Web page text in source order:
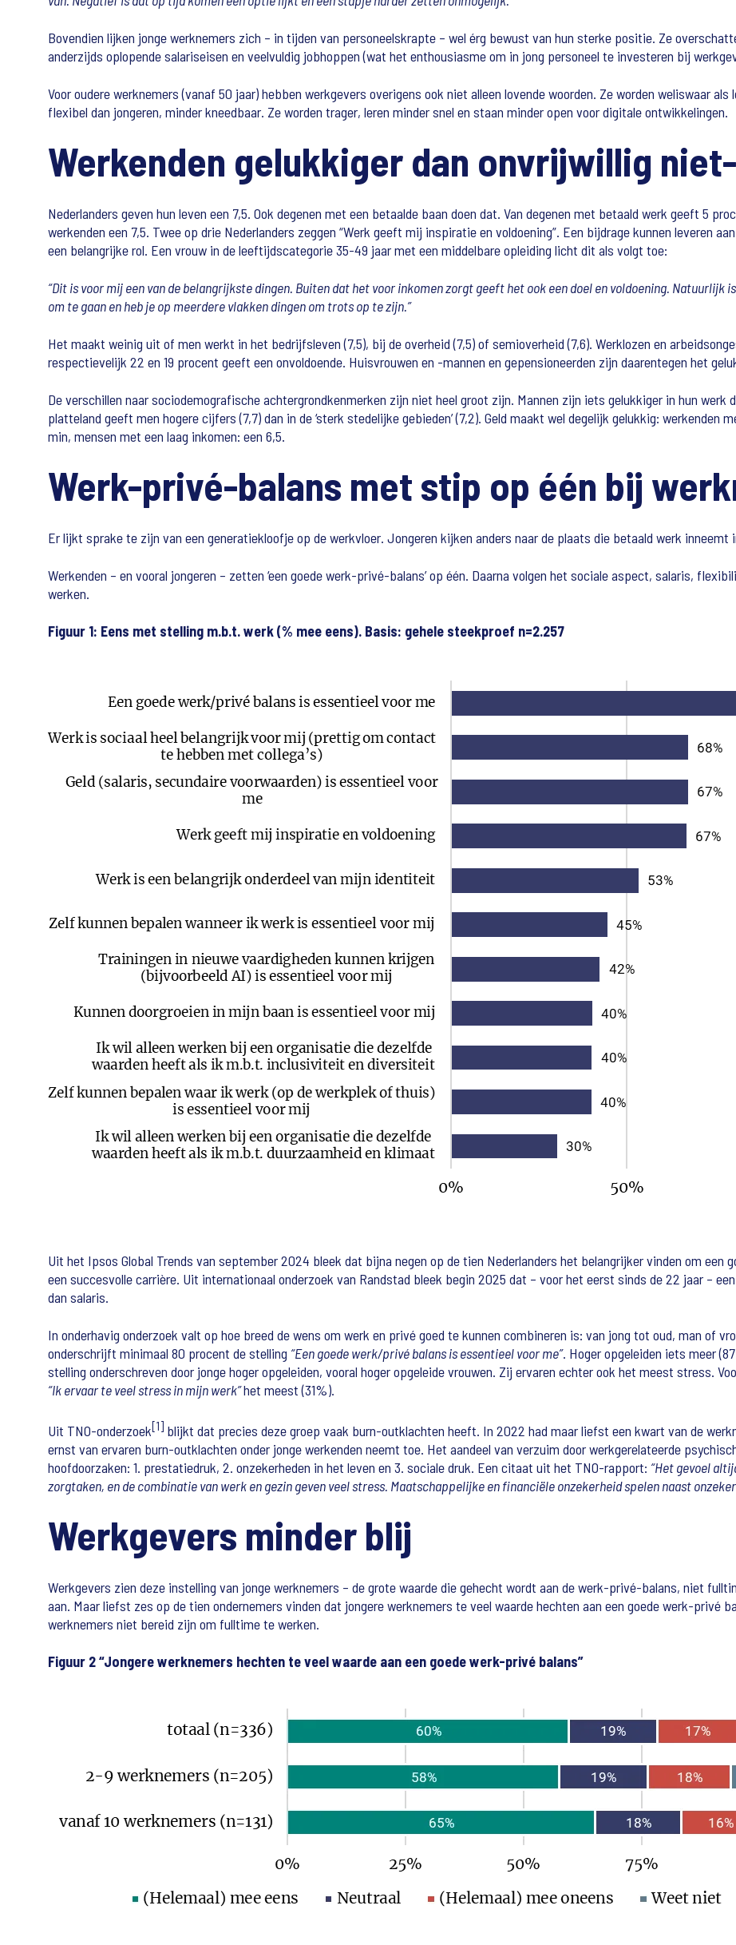
Bovendien lijken jonge werknemers zich – in tijden van personeelskrapte – wel érg bewust van hun sterke positie. Ze
anderzijds oplopende salariseisen en veelvuldig jobhoppen (wat het enthousiasme om in jong personeel te investeren bij
Voor oudere werknemers (vanaf 50 jaar) hebben werkgevers overigens ook niet alleen lovende woorden. Ze worden weliswaar
flexibel dan jongeren, minder kneedbaar. Ze worden trager, leren minder snel en staan minder open voor digitale ontwikkelingen.
Werkenden gelukkiger dan onvrijwillig
Nederlanders geven hun leven een 7,5. Ook degenen met een betaalde baan doen dat. Van degenen met betaald werk geeft 5
werkenden een 7,5. Twee op drie Nederlanders zeggen “Werk geeft mij inspiratie en voldoening”. Een bijdrage kunnen leveren
een belangrijke rol. Een vrouw in de leeftijdscategorie 35-49 jaar met een middelbare opleiding licht dit als volgt toe:
“Dit is voor mij een van de belangrijkste dingen. Buiten dat het voor inkomen zorgt geeft het ook een doel en voldoening. Natuurlijk
om te gaan en heb je op meerdere vlakken dingen om trots op te zijn.”
Het maakt weinig uit of men werkt in het bedrijfsleven (7,5), bij de overheid (7,5) of semioverheid (7,6). Werklozen en
respectievelijk 22 en 19 procent geeft een onvoldoende. Huisvrouwen en -mannen en gepensioneerden zijn daarentegen het
De verschillen naar sociodemografische achtergrondkenmerken zijn niet heel groot zijn. Mannen zijn iets gelukkiger in hun werk
platteland geeft men hogere cijfers (7,7) dan in de ‘sterk stedelijke gebieden’ (7,2). Geld maakt wel degelijk gelukkig: werkenden
min, mensen met een laag inkomen: een 6,5.
Werk-privé-balans met stip op één bij
Er lijkt sprake te zijn van een generatiekloofje op de werkvloer. Jongeren kijken anders naar de plaats die betaald werk inneemt
Werkenden – en vooral jongeren – zetten ‘een goede werk-privé-balans’ op één. Daarna volgen het sociale aspect, salaris,
werken.
Figuur 1: Eens met stelling m.b.t. werk (% mee eens). Basis: gehele steekproef n=2.257
Uit het Ipsos Global Trends van september 2024 bleek dat bijna negen op de tien Nederlanders het belangrijker vinden om een
een succesvolle carrière. Uit internationaal onderzoek van Randstad bleek begin 2025 dat – voor het eerst sinds de 22 jaar –
dan salaris.
In onderhavig onderzoek valt op hoe breed de wens om werk en privé goed te kunnen combineren is: van jong tot oud, man of
onderschrijft minimaal 80 procent de stelling “Een goede werk/privé balans is essentieel voor me”. Hoger opgeleiden iets meer
stelling onderschreven door jonge hoger opgeleiden, vooral hoger opgeleide vrouwen. Zij ervaren echter ook het meest stress.
“Ik ervaar te veel stress in mijn werk”het meest (31%).
Uit TNO-onderzoek[1] blijkt dat precies deze groep vaak burn-outklachten heeft. In 2022 had maar liefst een kwart van de
ernst van ervaren burn-outklachten onder jonge werkenden neemt toe. Het aandeel van verzuim door werkgerelateerde
hoofdoorzaken: 1. prestatiedruk, 2. onzekerheden in het leven en 3. sociale druk. Een citaat uit het TNO-rapport: “Het gevoel
zorgtaken, en de combinatie van werk en gezin geven veel stress. Maatschappelijke en financiële onzekerheid spelen naast
Werkgevers minder blij
Werkgevers zien deze instelling van jonge werknemers – de grote waarde die gehecht wordt aan de werk-privé-balans, niet
aan. Maar liefst zes op de tien ondernemers vinden dat jongere werknemers te veel waarde hechten aan een goede werk-privé
werknemers niet bereid zijn om fulltime te werken.
Figuur 2 “Jongere werknemers hechten te veel waarde aan een goede werk-privé balans”